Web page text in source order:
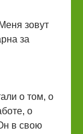
зовут
за
о том, о
о
в свою